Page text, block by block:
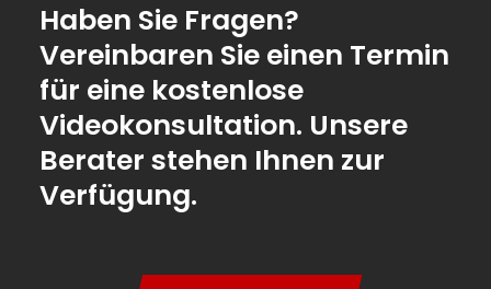
Haben Sie Fragen?
Vereinbaren Sie einen Termin
für eine kostenlose
Videokonsultation. Unsere
Berater stehen Ihnen zur
Verfügung.